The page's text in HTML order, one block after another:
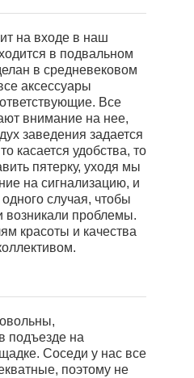
на входе в наш
в подвальном
в средневековом
аксессуары
Все
внимание на нее,
заведения задается
касается удобства, то
пятерку, уходя мы
на сигнализацию, и
случая, чтобы
возникали проблемы.
красоты и качества
подъезде на
Соседи у нас все
поэтому не